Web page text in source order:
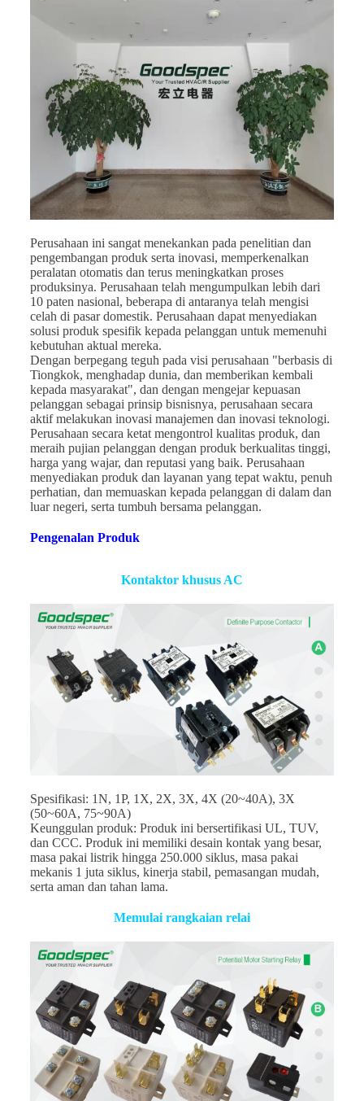
Perusahaan ini sangat menekankan pada penelitian dan
pengembangan produk serta inovasi, memperkenalkan
peralatan otomatis dan terus meningkatkan proses
produksinya. Perusahaan telah mengumpulkan lebih dari
10 paten nasional, beberapa di antaranya telah mengisi
celah di pasar domestik. Perusahaan dapat menyediakan
solusi produk spesifik kepada pelanggan untuk memenuhi
kebutuhan aktual mereka.
Dengan berpegang teguh pada visi perusahaan "berbasis di
Tiongkok, menghadap dunia, dan memberikan kembali
kepada masyarakat", dan dengan mengejar kepuasan
pelanggan sebagai prinsip bisnisnya, perusahaan secara
aktif melakukan inovasi manajemen dan inovasi teknologi.
Perusahaan secara ketat mengontrol kualitas produk, dan
meraih pujian pelanggan dengan produk berkualitas tinggi,
harga yang wajar, dan reputasi yang baik. Perusahaan
menyediakan produk dan layanan yang tepat waktu, penuh
perhatian, dan memuaskan kepada pelanggan di dalam dan
luar negeri, serta tumbuh bersama pelanggan.
Pengenalan Produk
Kontaktor khusus AC
Spesifikasi: 1N, 1P, 1X, 2X, 3X, 4X (20~40A), 3X
(50~60A, 75~90A)
Keunggulan produk: Produk ini bersertifikasi UL, TUV,
dan CCC. Produk ini memiliki desain kontak yang besar,
masa pakai listrik hingga 250.000 siklus, masa pakai
mekanis 1 juta siklus, kinerja stabil, pemasangan mudah,
serta aman dan tahan lama.
Memulai rangkaian relai